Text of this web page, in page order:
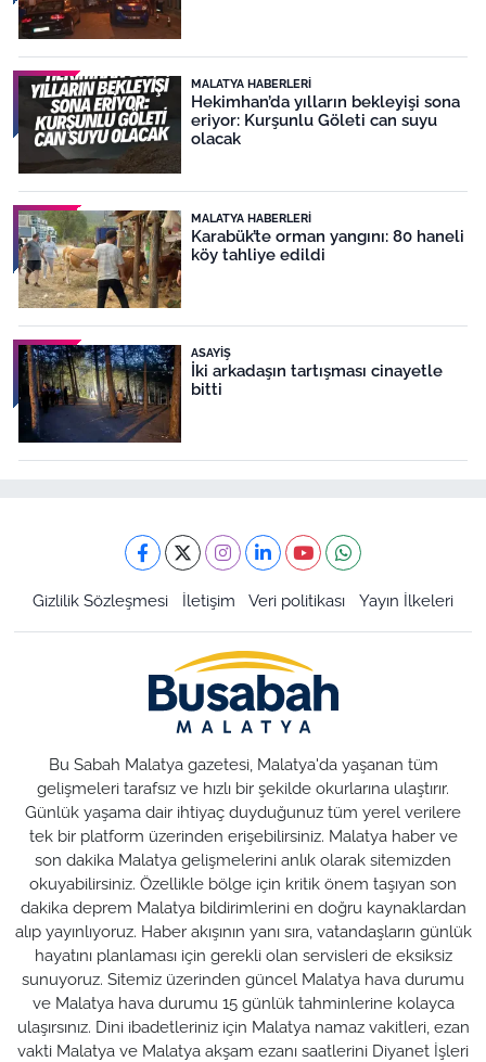
MALATYA HABERLERI
Hekimhan’da yılların bekleyişi sona
eriyor: Kurşunlu Göleti can suyu
olacak
MALATYA HABERLERI
Karabük’te orman yangını: 80 haneli
köy tahliye edildi
ASAYIŞ
İki arkadaşın tartışması cinayetle
bitti
Gizlilik Sözleşmesi İletişim Veri politikası Yayın İlkeleri
Bu Sabah Malatya gazetesi, Malatya'da yaşanan tüm
gelişmeleri tarafsız ve hızlı bir şekilde okurlarına ulaştırır.
Günlük yaşama dair ihtiyaç duyduğunuz tüm yerel verilere
tek bir platform üzerinden erişebilirsiniz. Malatya haber ve
son dakika Malatya gelişmelerini anlık olarak sitemizden
okuyabilirsiniz. Özellikle bölge için kritik önem taşıyan son
dakika deprem Malatya bildirimlerini en doğru kaynaklardan
alıp yayınlıyoruz. Haber akışının yanı sıra, vatandaşların günlük
hayatını planlaması için gerekli olan servisleri de eksiksiz
sunuyoruz. Sitemiz üzerinden güncel Malatya hava durumu
ve Malatya hava durumu 15 günlük tahminlerine kolayca
ulaşırsınız. Dini ibadetleriniz için Malatya namaz vakitleri, ezan
vakti Malatya ve Malatya akşam ezanı saatlerini Diyanet İşleri